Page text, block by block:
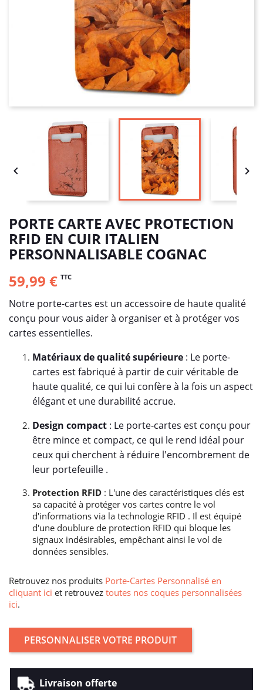
 
PORTE CARTE AVEC PROTECTION
RFID EN CUIR ITALIEN
PERSONNALISABLE COGNAC
59,99 € TTC
Notre porte-cartes est un accessoire de haute qualité
conçu pour vous aider à organiser et à protéger vos
cartes essentielles.
Matériaux de qualité supérieure : Le porte-
cartes est fabriqué à partir de cuir véritable de
haute qualité, ce qui lui confère à la fois un aspect
élégant et une durabilité accrue.
Design compact : Le porte-cartes est conçu pour
être mince et compact, ce qui le rend idéal pour
ceux qui cherchent à réduire l'encombrement de
leur portefeuille .
Protection RFID : L'une des caractéristiques clés est
sa capacité à protéger vos cartes contre le vol
d'informations via la technologie RFID . Il est équipé
d'une doublure de protection RFID qui bloque les
signaux indésirables, empêchant ainsi le vol de
données sensibles.
Retrouvez nos produits Porte-Cartes Personnalisé en
cliquant ici et retrouvez toutes nos coques personnalisées
ici.
PERSONNALISER VOTRE PRODUIT
Livraison offerte